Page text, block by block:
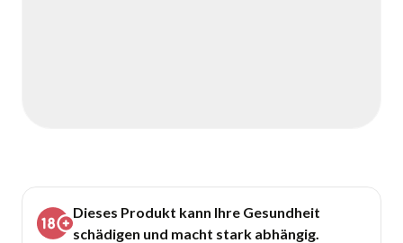
Dieses Produkt kann Ihre Gesundheit
schädigen und macht stark abhängig.